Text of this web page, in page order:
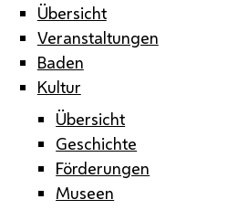
Übersicht
Veranstaltungen
Baden
Kultur
Übersicht
Geschichte
Förderungen
Museen